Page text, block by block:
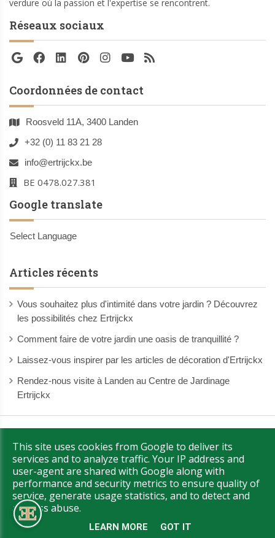
verdure où la passion et l'expertise se rencontrent.
Réseaux sociaux
Coordonnées de contact
Roosveld 11A, 3400 Landen
+32 (0) 11 83 21 28
info@ertrijckx.be
BE 0478.027.381
Google translate
Select Language
Articles récents
Vous souhaitez plus d'intimité dans votre jardin ? Découvrez
les possibilités chez Ertrijckx
Comment faire de votre jardin une oasis de tranquillité ?
Laissez-vous inspirer par les articles de décoration d'Ertrijckx
Rendez-nous visite à Landen au Centre de Jardinage
Ertrijckx
Copyright © 2026 Ertrijckx. All Rights Reserved.
Confidentialité & Cookies|UP-TO-DATE WebDesign
This site uses cookies from Google to deliver its
services and to analyze traffic. Your IP address and
user-agent are shared with Google along with
performance and security metrics to ensure quality of
service, generate usage statistics, and to detect and
address abuse.
LEARN MORE GOT IT